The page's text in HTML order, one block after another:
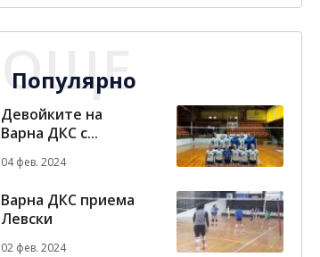
ОЩЕ
Популярно
Девойките на
Варна ДКС с...
04 фев. 2024
Варна ДКС приема
Левски
02 фев. 2024